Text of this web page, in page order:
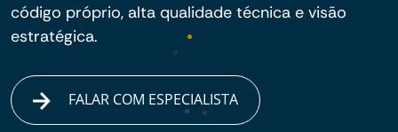
código próprio, alta qualidade técnica e visão
estratégica.
FALAR COM ESPECIALISTA